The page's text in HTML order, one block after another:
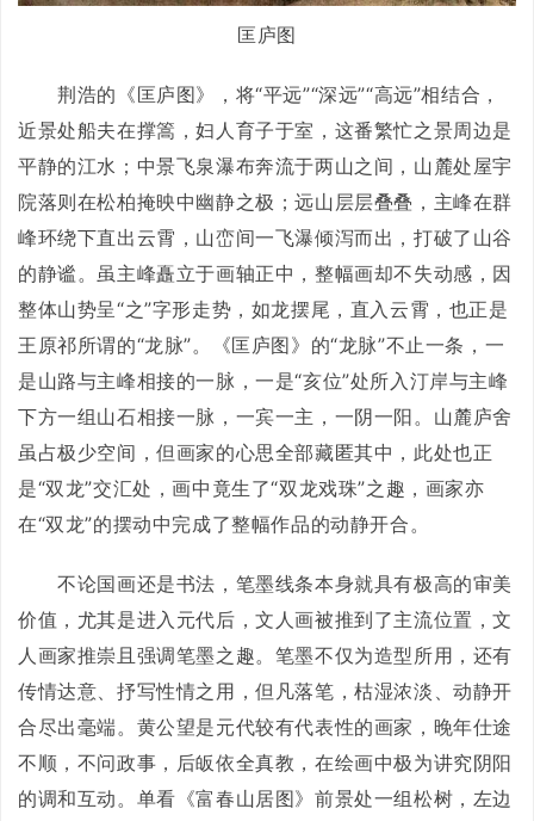
匡庐图
荆浩的《匡庐图》，将“平远”“深远”“高远”相结合，
近景处船夫在撑篙，妇人育子于室，这番繁忙之景周边是
平静的江水；中景飞泉瀑布奔流于两山之间，山麓处屋宇
院落则在松柏掩映中幽静之极；远山层层叠叠，主峰在群
峰环绕下直出云霄，山峦间一飞瀑倾泻而出，打破了山谷
的静谧。虽主峰矗立于画轴正中，整幅画却不失动感，因
整体山势呈“之”字形走势，如龙摆尾，直入云霄，也正是
王原祁所谓的“龙脉”。《匡庐图》的“龙脉”不止一条，一
是山路与主峰相接的一脉，一是“亥位”处所入汀岸与主峰
下方一组山石相接一脉，一宾一主，一阴一阳。山麓庐舍
虽占极少空间，但画家的心思全部藏匿其中，此处也正
是“双龙”交汇处，画中竟生了“双龙戏珠”之趣，画家亦
在“双龙”的摆动中完成了整幅作品的动静开合。
不论国画还是书法，笔墨线条本身就具有极高的审美
价值，尤其是进入元代后，文人画被推到了主流位置，文
人画家推崇且强调笔墨之趣。笔墨不仅为造型所用，还有
传情达意、抒写性情之用，但凡落笔，枯湿浓淡、动静开
合尽出毫端。黄公望是元代较有代表性的画家，晚年仕途
不顺，不问政事，后皈依全真教，在绘画中极为讲究阴阳
的调和互动。单看《富春山居图》前景处一组松树，左边